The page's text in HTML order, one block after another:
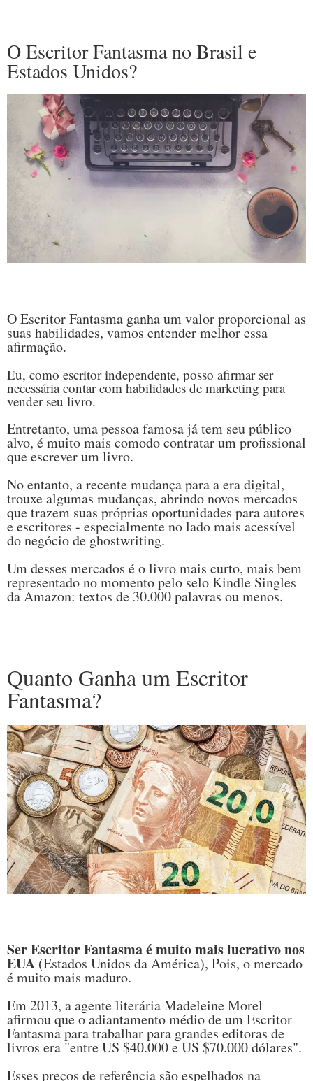
O Escritor Fantasma no Brasil e
Estados Unidos?
O Escritor Fantasma ganha um valor proporcional as
suas habilidades, vamos entender melhor essa
afirmação.
Eu, como escritor independente, posso afirmar ser
necessária contar com habilidades de marketing para
vender seu livro.
Entretanto, uma pessoa famosa já tem seu público
alvo, é muito mais comodo contratar um profissional
que escrever um livro.
No entanto, a recente mudança para a era digital,
trouxe algumas mudanças, abrindo novos mercados
que trazem suas próprias oportunidades para autores
e escritores - especialmente no lado mais acessível
do negócio de ghostwriting.
Um desses mercados é o livro mais curto, mais bem
representado no momento pelo selo Kindle Singles
da Amazon: textos de 30.000 palavras ou menos.
Quanto Ganha um Escritor
Fantasma?
Ser Escritor Fantasma é muito mais lucrativo nos
EUA (Estados Unidos da América), Pois, o mercado
é muito mais maduro.
Em 2013, a agente literária Madeleine Morel
afirmou que o adiantamento médio de um Escritor
Fantasma para trabalhar para grandes editoras de
livros era "entre US $40.000 e US $70.000 dólares".
Esses preços de referência são espelhados na